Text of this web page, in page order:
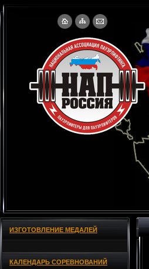
ИЗГОТОВЛЕНИЕ МЕДАЛЕЙ
КАЛЕНДАРЬ СОРЕВНОВАНИЙ